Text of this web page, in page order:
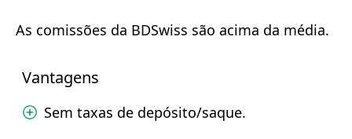
As comissões da BDSwiss são acima da média.
Vantagens
Sem taxas de depósito/saque.